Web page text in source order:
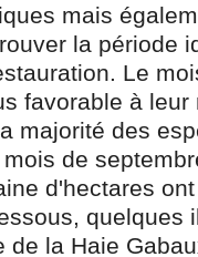
mais
la période
Le
favorable à
majorité des
de
d'hectares
quelques
de la Haie